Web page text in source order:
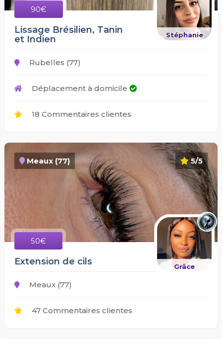
90€
Stéphanie
Lissage Brésilien, Tanin
et Indien
Rubelles (77)
Déplacement à domicile
18 Commentaires clientes
5/5
Meaux (77)
50€
Grâce
Extension de cils
Meaux (77)
47 Commentaires clientes